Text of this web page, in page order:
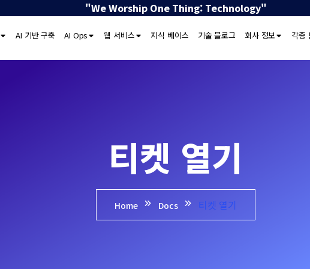
"We Worship One Thing: Technology"
AI 기반 구축 AI Ops 웹 서비스 지식 베이스 기술 블로그 회사 정보 각종
티켓 열기
Home Docs 티켓 열기